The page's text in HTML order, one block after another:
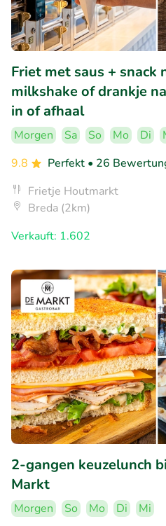
Friet met saus + snack
milkshake of drankje
in of afhaal
Morgen Sa So Mo Di
9.8
Perfekt • 26
Frietje Houtmarkt
Breda (2km)
Verkauft: 1.602
2-gangen keuzelunch
Markt
Morgen So Mo Di
Mi